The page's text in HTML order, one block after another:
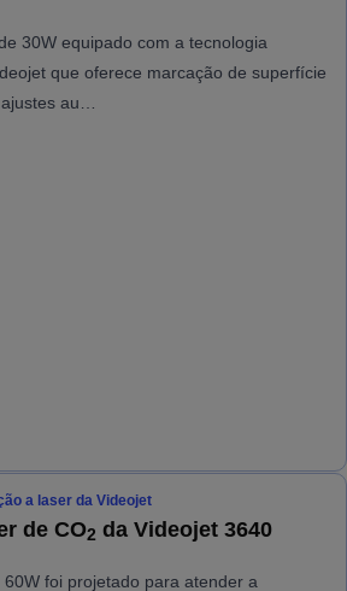
30W equipado com a tecnologia
que oferece marcação de superfície
au…
a laser da Videojet
de CO2 da Videojet 3640
60W foi projetado para atender a